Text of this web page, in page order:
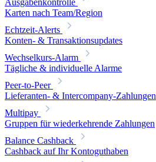
Karten nach Team/Region
Echtzeit-Alerts
Konten- & Transaktionsupdates
Wechselkurs-Alarm
Tägliche & individuelle Alarme
Peer-to-Peer
Lieferanten- & Intercompany-Zahlungen
Multipay
Gruppen für wiederkehrende Zahlungen
Balance Cashback
Cashback auf Ihr Kontoguthaben